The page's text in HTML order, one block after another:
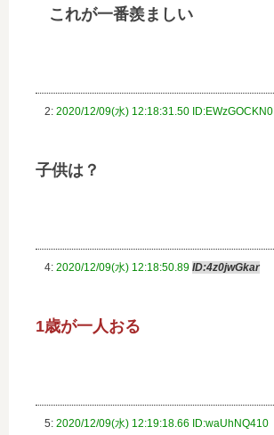
これが一番羨ましい
2: 2020/12/09(水) 12:18:31.50 ID:EWzGOCKN0
子供は？
4: 2020/12/09(水) 12:18:50.89 ID:4z0jwGkar
1歳が一人おる
5: 2020/12/09(水) 12:19:18.66 ID:waUhNQ410